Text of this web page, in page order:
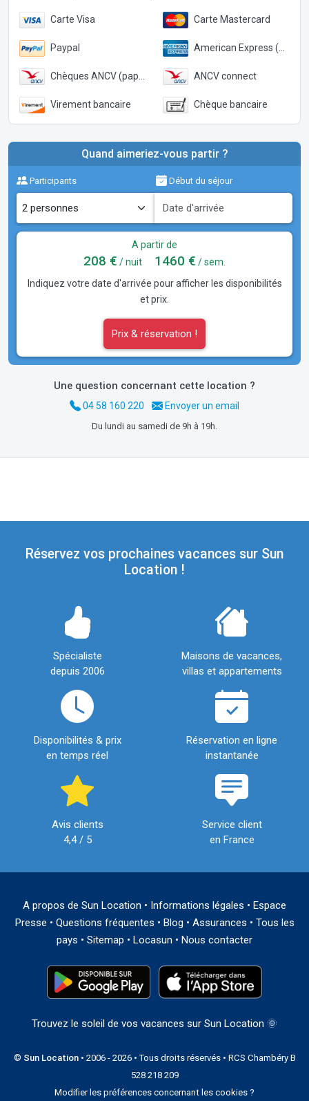
Carte Visa Carte Mastercard
Paypal American Express (Paypal)
Chèques ANCV (papier) ANCV connect
Virement bancaire Chèque bancaire
Quand aimeriez-vous partir ?
Participants Début du séjour
A partir de
208 € / nuit 1460 € / sem.
Indiquez votre date d'arrivée pour afficher les disponibilités
et prix.
Prix & réservation !
Une question concernant cette location ?
04 58 160 220 Envoyer un email
Du lundi au samedi de 9h à 19h.
Réservez vos prochaines vacances sur Sun
Location !
Spécialiste
depuis 2006
Maisons de vacances,
villas et appartements
Disponibilités & prix
en temps réel
Réservation en ligne
instantanée
Avis clients
4,4 / 5
Service client
en France
A propos de Sun Location • Informations légales • Espace
Presse • Questions fréquentes • Blog • Assurances • Tous les
pays • Sitemap • Locasun • Nous contacter
Trouvez le soleil de vos vacances sur Sun Location 🌞
© Sun Location• 2006 - 2026 • Tous droits réservés • RCS Chambéry B
528 218 209
Modifier les préférences concernant les cookies ?